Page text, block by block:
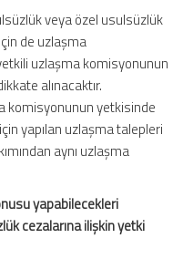
veya özel usulsüzlük
de uzlaşma
uzlaşma komisyonunun
alınacaktır.
komisyonunun yetkisinde
yapılan uzlaşma talepleri
aynı uzlaşma
yapabilecekleri
cezalarına ilişkin yetki